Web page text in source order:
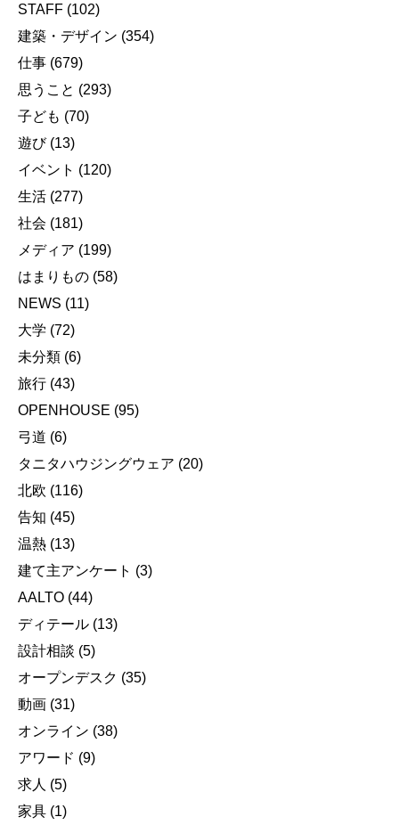
STAFF (102)
建築・デザイン (354)
仕事 (679)
思うこと (293)
子ども (70)
遊び(13)
イベント (120)
生活 (277)
社会 (181)
メディア (199)
はまりもの (58)
NEWS (11)
大学 (72)
未分類 (6)
旅行 (43)
OPENHOUSE (95)
弓道 (6)
タニタハウジングウェア (20)
北欧 (116)
告知 (45)
温熱 (13)
建て主アンケート (3)
AALTO (44)
ディテール (13)
設計相談 (5)
オープンデスク (35)
動画 (31)
オンライン (38)
アワード (9)
求人 (5)
家具 (1)